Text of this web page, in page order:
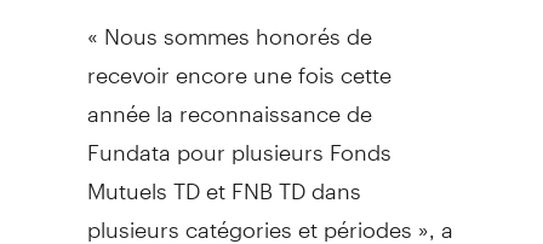
« Nous sommes honorés de
recevoir encore une fois cette
année la reconnaissance de
Fundata pour plusieurs Fonds
Mutuels TD et FNB TD dans
plusieurs catégories et périodes », a